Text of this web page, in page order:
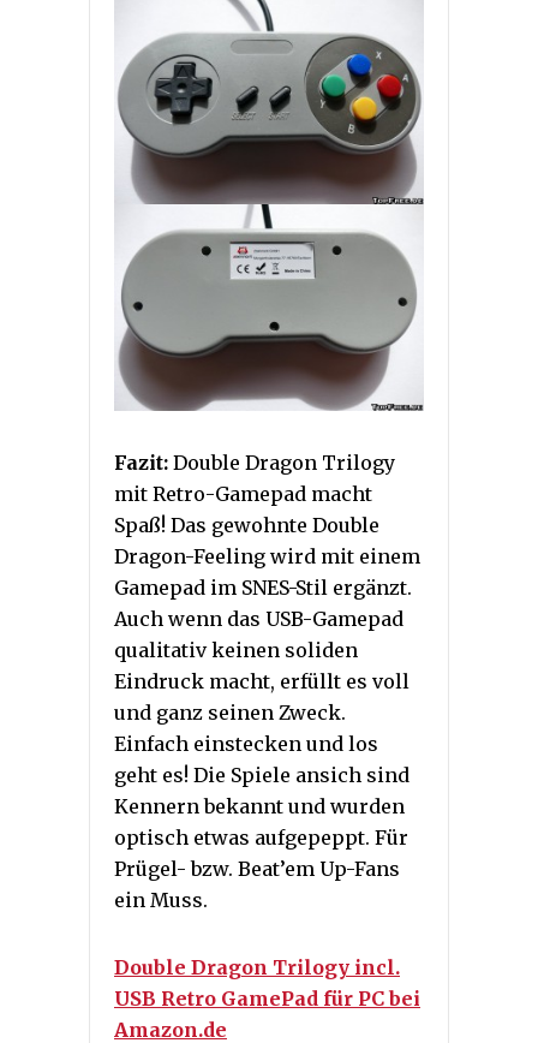
Fazit: Double Dragon Trilogy
mit Retro-Gamepad macht
Spaß! Das gewohnte Double
Dragon-Feeling wird mit einem
Gamepad im SNES-Stil ergänzt.
Auch wenn das USB-Gamepad
qualitativ keinen soliden
Eindruck macht, erfüllt es voll
und ganz seinen Zweck.
Einfach einstecken und los
geht es! Die Spiele ansich sind
Kennern bekannt und wurden
optisch etwas aufgepeppt. Für
Prügel- bzw. Beat’em Up-Fans
ein Muss.
Double Dragon Trilogy incl.
USB Retro GamePad für PC bei
Amazon.de